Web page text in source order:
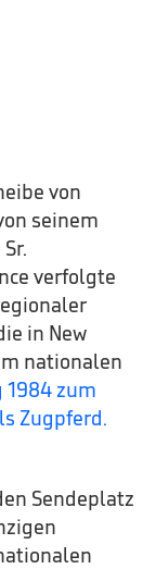
von
seinem
verfolgte
in New
nationalen
zum
Zugpferd.
Sendeplatz